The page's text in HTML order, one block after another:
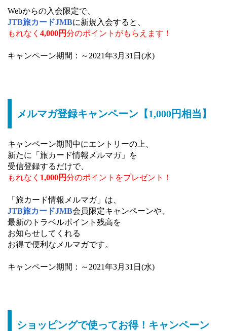
Webからの入会限定で、
JTB旅カードJMBに新規入会すると、
もれなく 4,000円分のポイントがもらえます！
キャンペーン期間：～2021年3月31日(水)
メルマガ登録キャンペーン【1,000円相当】
キャンペーン期間中にエントリーの上、
新たに「旅カード情報メルマガ」を
受信登録するだけで、
もれなく 1,000円分のポイントをプレゼント！
「旅カード情報メルマガ」は、
JTB旅カードJMB会員限定キャンペーンや、
最新のトラベルポイント残高を
お知らせしてくれる
お得で便利なメルマガです。
キャンペーン期間：～2021年3月31日(水)
ショッピングで使ってお得！キャンペーン